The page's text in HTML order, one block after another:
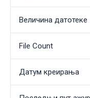
Величина датотеке
File Count
Датум креирања